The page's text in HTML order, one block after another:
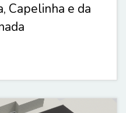
Capelinha e da